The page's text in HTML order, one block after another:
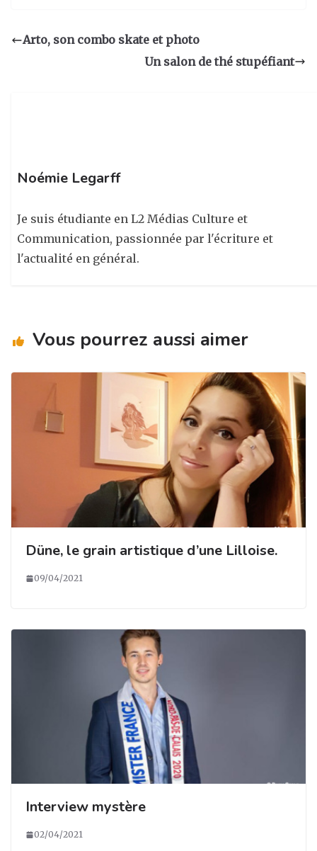
a e
e
dI
g
er
Arto, son combo skate et photo
Un salon de thé stupéfiant
Noémie Legarff
Je suis étudiante en L2 Médias Culture et
Communication, passionnée par l'écriture et
l'actualité en général.
Vous pourrez aussi aimer
Düne, le grain artistique d’une Lilloise.
09/04/2021
Interview mystère
02/04/2021